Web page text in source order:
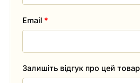
Залишіть відгук про цей товар
Email *